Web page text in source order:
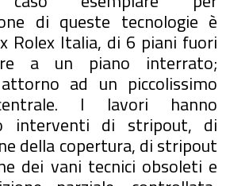
di queste tecnologie è
Rolex Italia, di 6 piani fuori
a un piano interrato;
ad un piccolissimo
I lavori hanno
interventi di stripout, di
della copertura, di stripout
dei vani tecnici obsoleti e